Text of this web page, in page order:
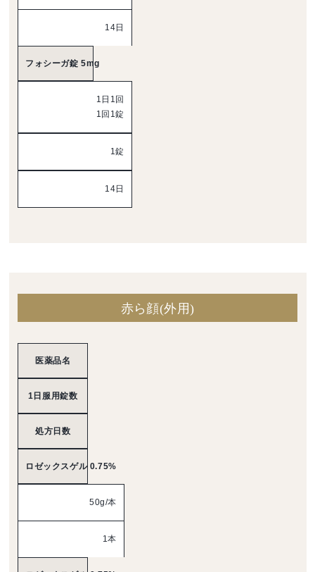
14日
フォシーガ錠 5mg
1日1回
1回1錠
1錠
14日
赤ら顔(外用)
医薬品名
1日服用錠数
処方日数
ロゼックスゲル 0.75%
50g/本
1本